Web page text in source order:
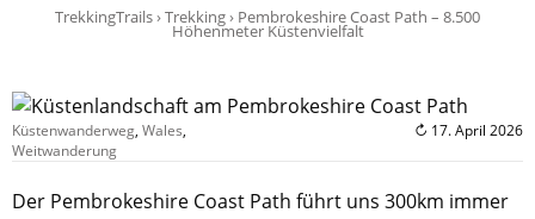
TrekkingTrails›Trekking› Pembrokeshire Coast Path – 8.500
Höhenmeter Küstenvielfalt
Küstenwanderweg, Wales,
Weitwanderung
↻ 17. April 2026
Der Pembrokeshire Coast Path führt uns 300km immer